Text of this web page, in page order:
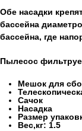
Обе насадки
бассейна
бассейна, где
Пылесос
Мешок для
Сачок
Насадка
Размер
Вес,кг: 1.5